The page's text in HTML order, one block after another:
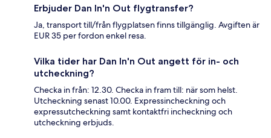
Erbjuder Dan In'n Out flygtransfer?
Ja, transport till/från flygplatsen finns tillgänglig. Avgiften är
EUR 35 per fordon enkel resa.
Vilka tider har Dan In'n Out angett för in- och
utcheckning?
Checka in från: 12.30. Checka in fram till: när som helst.
Utcheckning senast 10.00. Expressincheckning och
expressutcheckning samt kontaktfri incheckning och
utcheckning erbjuds.